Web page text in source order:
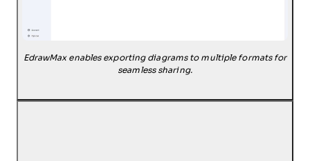
EdrawMax enables exporting diagrams to multiple formats for
seamless sharing.